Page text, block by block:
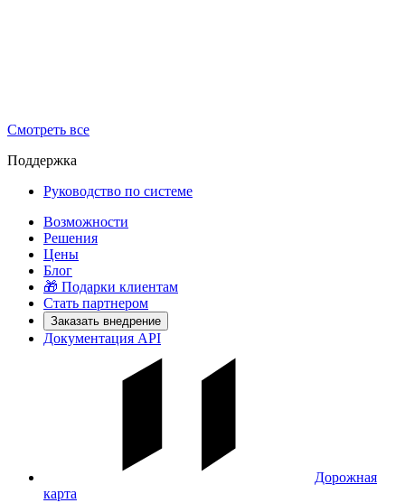
Смотреть все
Поддержка
Руководство по системе
Возможности
Решения
Цены
Блог
🎁 Подарки клиентам
Стать партнером
Заказать внедрение
Документация API
Дорожная
карта